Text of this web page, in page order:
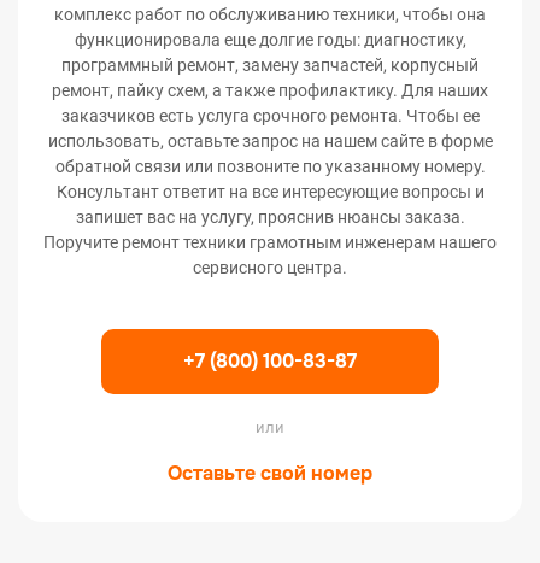
комплекс работ по обслуживанию техники, чтобы она
функционировала еще долгие годы: диагностику,
программный ремонт, замену запчастей, корпусный
ремонт, пайку схем, а также профилактику. Для наших
заказчиков есть услуга срочного ремонта. Чтобы ее
использовать, оставьте запрос на нашем сайте в форме
обратной связи или позвоните по указанному номеру.
Консультант ответит на все интересующие вопросы и
запишет вас на услугу, прояснив нюансы заказа.
Поручите ремонт техники грамотным инженерам нашего
сервисного центра.
+7 (800) 100-83-87
или
Оставьте свой номер